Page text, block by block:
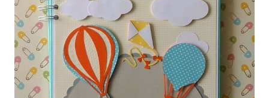
vários temas, e combinações de cores, com
técnicas de scrapbook, ou seja, as imagens são
trabalhadas com recorte e colagem de pecinhas
de papéis especiais, que são montadas umas sobre
as outras, e têm um efeito delicado e bonito. No
livro há espaço para registrar a marcação dos